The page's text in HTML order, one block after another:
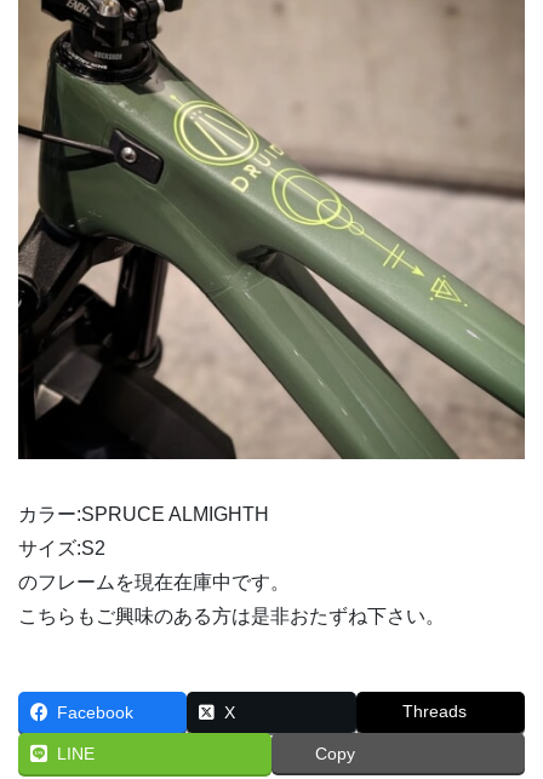
カラー:SPRUCE ALMIGHTH
サイズ:S2
のフレームを現在在庫中です。
こちらもご興味のある方は是非おたずね下さい。
Facebook X Threads
LINE Copy